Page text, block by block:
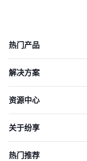
热门产品
解决方案
资源中心
关于纷享
热门推荐